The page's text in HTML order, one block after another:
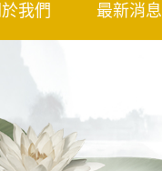
我們 最新消息